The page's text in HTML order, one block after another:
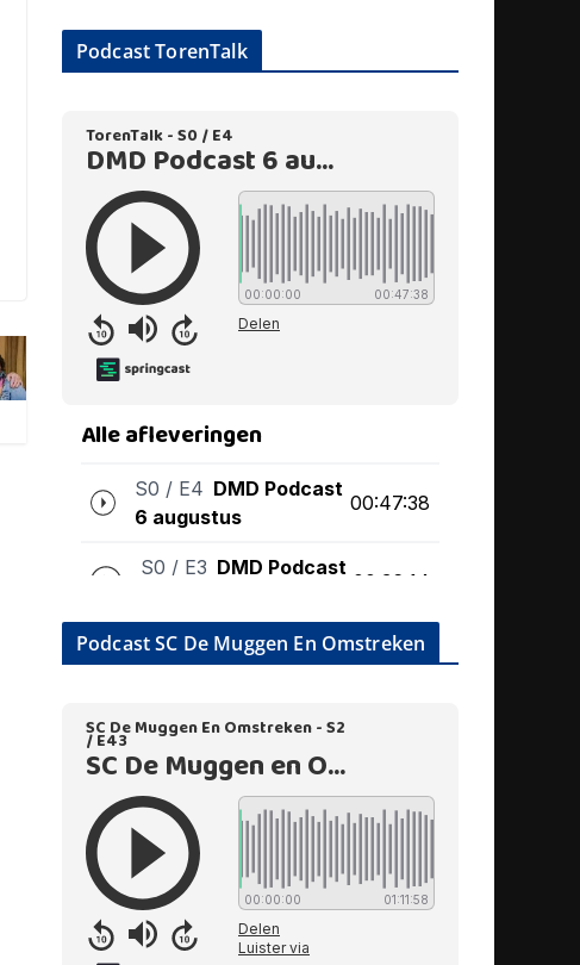
Podcast TorenTalk
Podcast SC De Muggen En Omstreken